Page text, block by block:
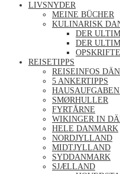
LIVSNYDER
MEINE BÜCHER
KULINARISK
DER
DER
REISETIPPS
REISEINFOS
5 ANKERTIPPS
SMØRHULLER
FYRTÅRNE
WIKINGER IN
HELE DANMARK
NORDJYLLAND
MIDTJYLLAND
SYDDANMARK
SJÆLLAND